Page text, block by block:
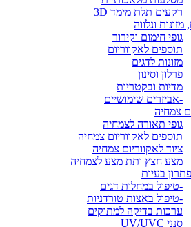
רקעים תלת מימד 3D
ונלווה
גופי חימום וקירור
תוספים לאקווריום
מזונות לדגים
פרלון וסינון
מדיות ובקטריות
-אביזרים שימושיים
צמחיה
גופי תאורה לצמחיה
תוספים לאקווריום צמחיה
ציוד לאקווריום צמחיה
מצע חצץ ותת מצע לצמחיה
בעיות
-טיפול במחלות דגים
-טיפול באצות טורדניות
ערכות בדיקה למתוקים
סנני UV/UVC